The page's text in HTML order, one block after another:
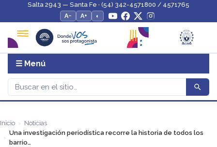
Salta 2943 — Santa Fe · (54) 342-4571800 / 4571765
A−
A+ ◐
☰ Menú
Inicio
Noticias
Una investigación periodística recorre la historia de todos los
barrio…